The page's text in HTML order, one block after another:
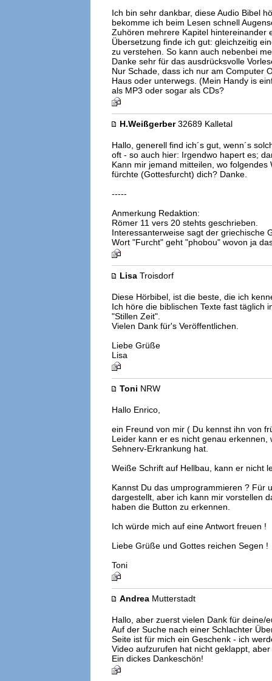
Ich bin sehr dankbar, diese Audio Bibel
bekomme ich beim Lesen schnell
Zuhören mehrere Kapitel hintereinander
Übersetzung finde ich gut: gleichzeitig
zu verstehen. So kann auch nebenbei
Danke sehr für das ausdrücksvolle
Nur Schade, dass ich nur am Computer
Haus oder unterwegs. (Mein Handy is
als MP3 oder sogar als CDs?
H.Weißgerber32689 Kalletal
Hallo, generell find ich´s gut, wenn´s
oft - so auch hier: Irgendwo hapert es;
Kann mir jemand mitteilen, wo
fürchte (Gottesfurcht) dich? Danke.
-----
Anmerkung Redaktion:
Römer 11 vers 20 stehts geschrieben.
Interessanterweise sagt der griechische
Wort "Furcht" geht "phobou" wovon ja
Lisa Troisdorf
Diese Hörbibel, ist die beste, die ich
Ich höre die biblischen Texte fast täglich
"Stillen Zeit".
Vielen Dank für's Veröffentlichen.
Liebe Grüße
Lisa
Toni NRW
Hallo Enrico,
ein Freund von mir ( Du kennst ihn von
Leider kann er es nicht genau
Sehnerv-Erkrankung hat.
Weiße Schrift auf Hellbau, kann er nicht
Kannst Du das umprogrammieren ? Für
dargestellt, aber ich kann mir vorstellen
haben die Button zu erkennen.
Ich würde mich auf eine Antwort freuen !
Liebe Grüße und Gottes reichen Segen !
Toni
Andrea Mutterstadt
Hallo, aber zuerst vielen Dank für deine/
Auf der Suche nach einer Schlachter
Seite ist für mich ein Geschenk - ich
Video aufzurufen hat nicht geklappt,
Ein dickes Dankeschön!